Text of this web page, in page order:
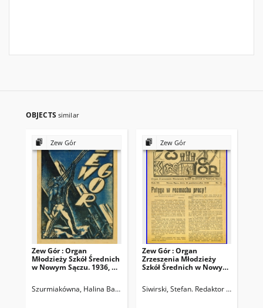
OBJECTS similar
Zew Gór
Zew Gór : Organ
Młodzieży Szkół Średnich
w Nowym Sączu. 1936, R.
Szurmiakówna, Halina Barbara (1920-1945). Redaktor naczelny
Zew Gór
Zew Gór : Organ
Zrzeszenia Młodzieży
Szkół Średnich w Nowym
Siwirski, Stefan. Redaktor naczelny